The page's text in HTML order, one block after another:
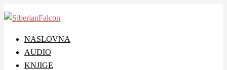
Skip
contentNASLOVNA
AUDIO
KNJIGE